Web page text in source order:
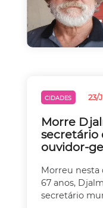
CIDADES 23/
Morre
secretário
ouvidor-
Morreu nesta
67 anos,
secretário